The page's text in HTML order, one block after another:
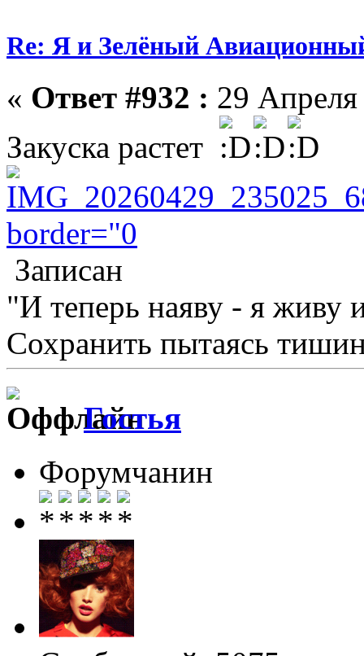
Re: Я и Зелёный
« Ответ #932 : 29
Закуска растет
Записан
"И теперь наяву - я живу
Сохранить пытаясь
Гостья
Форумчанин